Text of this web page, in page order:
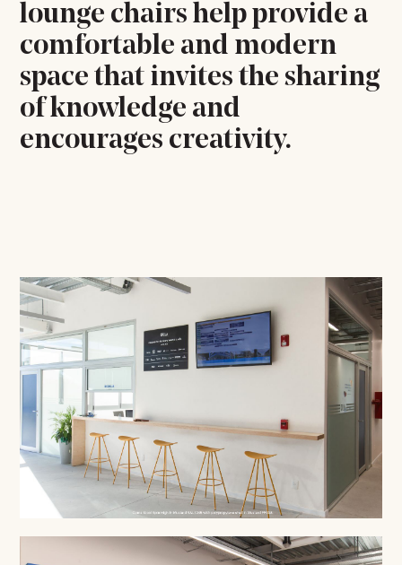
lounge chairs help provide a
comfortable and modern
space that invites the sharing
of knowledge and
encourages creativity.